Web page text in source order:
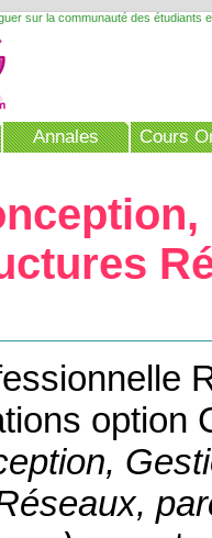
sur la communauté des étudiants
Annales Cours
option